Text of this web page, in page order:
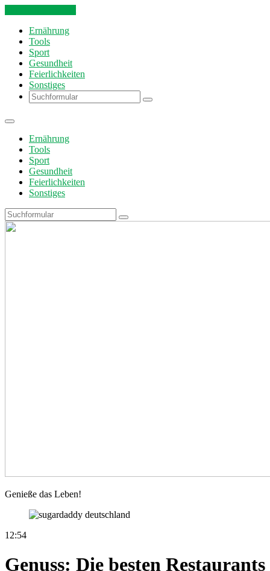
Ernährung
Tools
Sport
Gesundheit
Feierlichkeiten
Sonstiges
Search
Ernährung
Tools
Sport
Gesundheit
Feierlichkeiten
Sonstiges
Search
Leben
Genieße das Leben!
12:54
Genuss: Die besten Restaurants